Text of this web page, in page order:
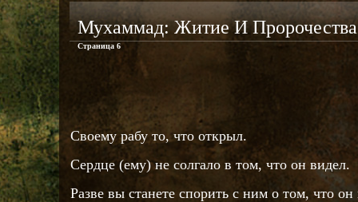
Мухаммад: Житие И Пророчества
Страница 6
Своему рабу то, что открыл.
Сердце (ему) не солгало в том, что он видел.
Разве вы станете спорить с ним о том, что он